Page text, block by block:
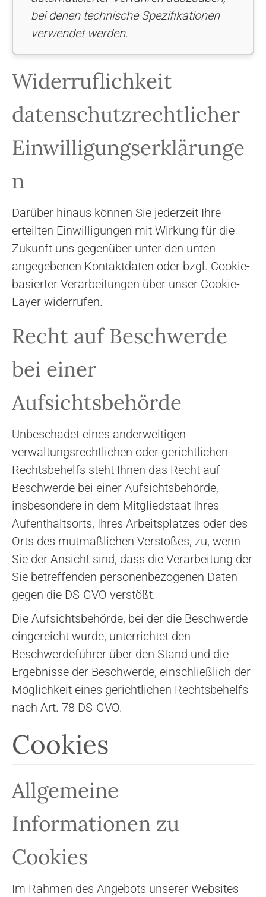
bei denen technische Spezifikationen
verwendet werden.
Widerruflichkeit
datenschutzrechtlicher
Einwilligungserklärunge
n
Darüber hinaus können Sie jederzeit Ihre
erteilten Einwilligungen mit Wirkung für die
Zukunft uns gegenüber unter den unten
angegebenen Kontaktdaten oder bzgl. Cookie-
basierter Verarbeitungen über unser Cookie-
Layer widerrufen.
Recht auf Beschwerde
bei einer
Aufsichtsbehörde
Unbeschadet eines anderweitigen
verwaltungsrechtlichen oder gerichtlichen
Rechtsbehelfs steht Ihnen das Recht auf
Beschwerde bei einer Aufsichtsbehörde,
insbesondere in dem Mitgliedstaat Ihres
Aufenthaltsorts, Ihres Arbeitsplatzes oder des
Orts des mutmaßlichen Verstoßes, zu, wenn
Sie der Ansicht sind, dass die Verarbeitung der
Sie betreffenden personenbezogenen Daten
gegen die DS-GVO verstößt.
Die Aufsichtsbehörde, bei der die Beschwerde
eingereicht wurde, unterrichtet den
Beschwerdeführer über den Stand und die
Ergebnisse der Beschwerde, einschließlich der
Möglichkeit eines gerichtlichen Rechtsbehelfs
nach Art. 78 DS-GVO.
Cookies
Allgemeine
Informationen zu
Cookies
Im Rahmen des Angebots unserer Websites